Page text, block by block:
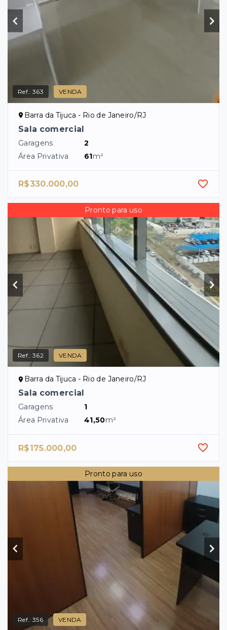
Ref.:363 VENDA
Barra da Tijuca - Rio de Janeiro/RJ
Sala comercial
Garagens
2
Área Privativa
61m²
R$330.000,00
Pronto para uso
Ref.:362 VENDA
Barra da Tijuca - Rio de Janeiro/RJ
Sala comercial
Garagens
1
Área Privativa
41,50m²
R$175.000,00
Pronto para uso
Ref.:356 VENDA